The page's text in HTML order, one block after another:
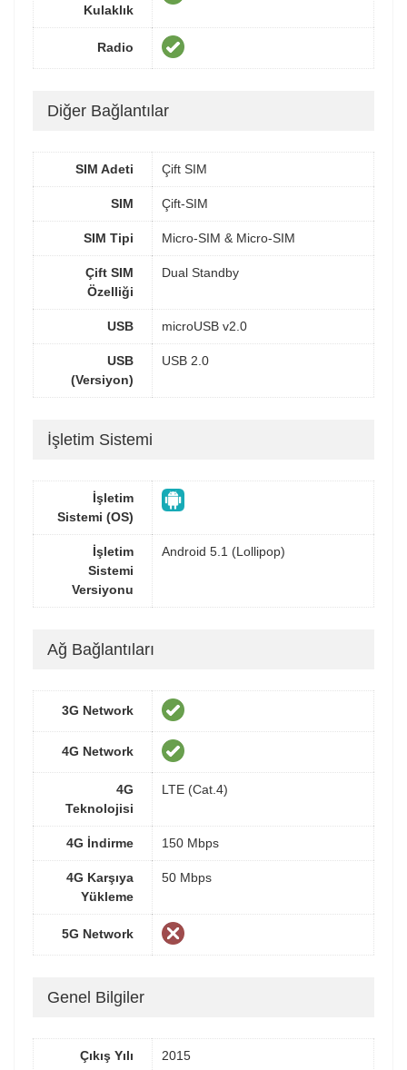
Kulaklık
Radio
Diğer Bağlantılar
SIM Adeti Çift SIM
SIM Çift-SIM
SIM Tipi Micro-SIM & Micro-SIM
Çift SIM
Özelliği
Dual Standby
USB microUSB v2.0
USB
(Versiyon)
USB 2.0
İşletim Sistemi
İşletim
Sistemi (OS)
İşletim
Sistemi
Versiyonu
Android 5.1 (Lollipop)
Ağ Bağlantıları
3G Network
4G Network
4G
Teknolojisi
LTE (Cat.4)
4G İndirme 150 Mbps
4G Karşıya
Yükleme
50 Mbps
5G Network
Genel Bilgiler
Çıkış Yılı 2015